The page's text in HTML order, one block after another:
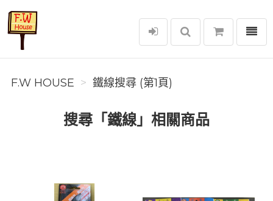
F.W House
選單
F.W HOUSE 鐵線搜尋 (第1頁)
搜尋「鐵線」相關商品